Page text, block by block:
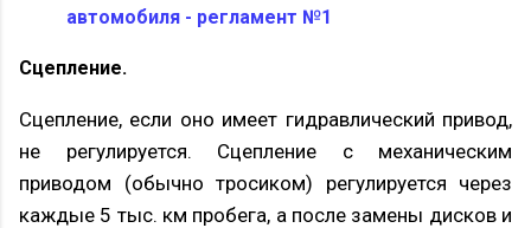
автомобиля - регламент №1
Сцепление.
Сцепление, если оно имеет гидравлический привод,
не регулируется. Сцепление с механическим
приводом (обычно тросиком) регулируется через
каждые 5 тыс. км пробега, а после замены дисков и